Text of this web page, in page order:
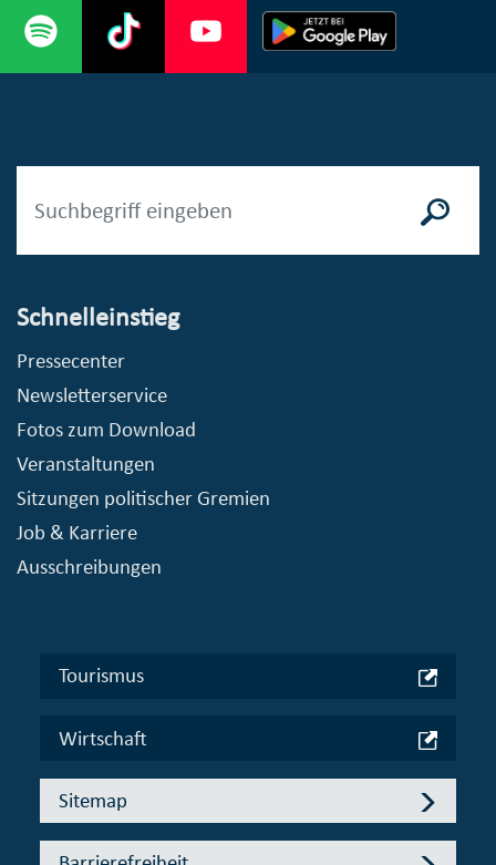
Schnelleinstieg
Pressecenter
Newsletterservice
Fotos zum Download
Veranstaltungen
Sitzungen politischer Gremien
Job & Karriere
Ausschreibungen
Tourismus
Wirtschaft
Sitemap